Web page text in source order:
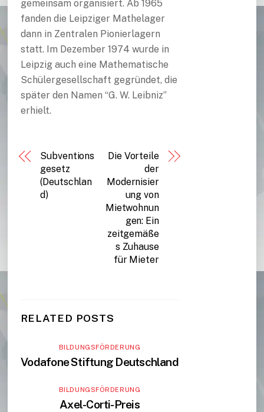
gemeinsam organisiert. Ab 1965
fanden die Leipziger Mathelager
dann in Zentralen Pionierlagern
statt. Im Dezember 1974 wurde in
Leipzig auch eine Mathematische
Schülergesellschaft gegründet, die
später den Namen “G. W. Leibniz”
erhielt.
Subventions
gesetz
(Deutschlan
d)
Die Vorteile
der
Modernisier
ung von
Mietwohnun
gen: Ein
zeitgemäße
s Zuhause
für Mieter
RELATED POSTS
BILDUNGSFÖRDERUNG
Vodafone Stiftung Deutschland
BILDUNGSFÖRDERUNG
Axel-Corti-Preis